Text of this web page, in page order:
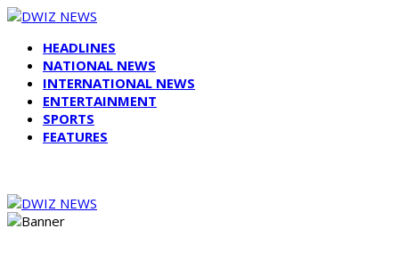
HEADLINES
NATIONAL NEWS
INTERNATIONAL NEWS
ENTERTAINMENT
SPORTS
FEATURES